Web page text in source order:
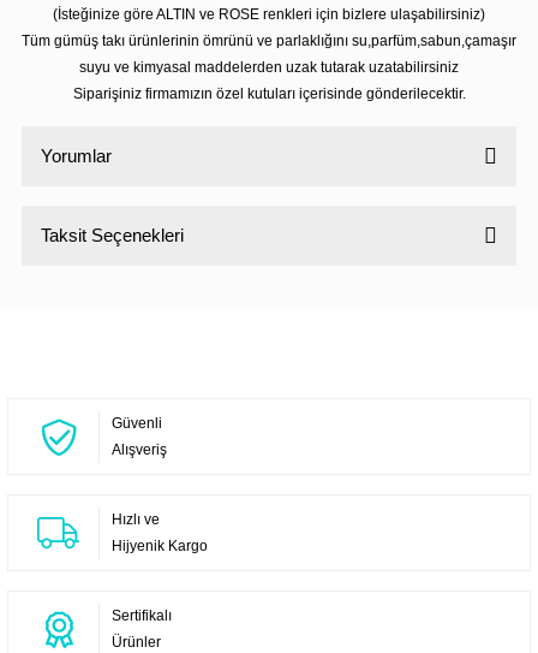
(İsteğinize göre ALTIN ve ROSE renkleri için bizlere ulaşabilirsiniz)
Tüm gümüş takı ürünlerinin ömrünü ve parlaklığını su,parfüm,sabun,çamaşır
suyu ve kimyasal maddelerden uzak tutarak uzatabilirsiniz
Siparişiniz firmamızın özel kutuları içerisinde gönderilecektir.
Yorumlar
Taksit Seçenekleri
Güvenli
Alışveriş
Hızlı ve
Hijyenik Kargo
Sertifikalı
Ürünler